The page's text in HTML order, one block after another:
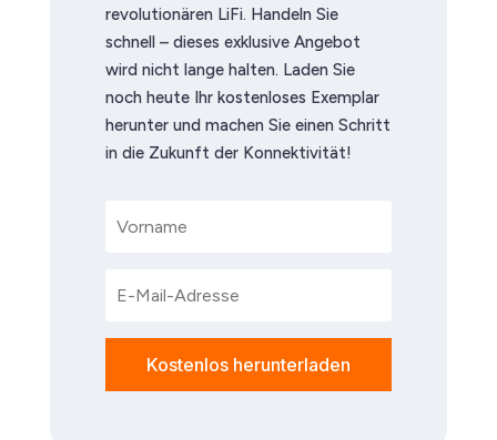
revolutionären LiFi. Handeln Sie
schnell – dieses exklusive Angebot
wird nicht lange halten. Laden Sie
noch heute Ihr kostenloses Exemplar
herunter und machen Sie einen Schritt
in die Zukunft der Konnektivität!
Kostenlos herunterladen